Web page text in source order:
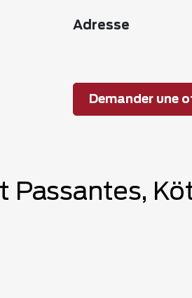
Adresse
Demander une
Passantes,